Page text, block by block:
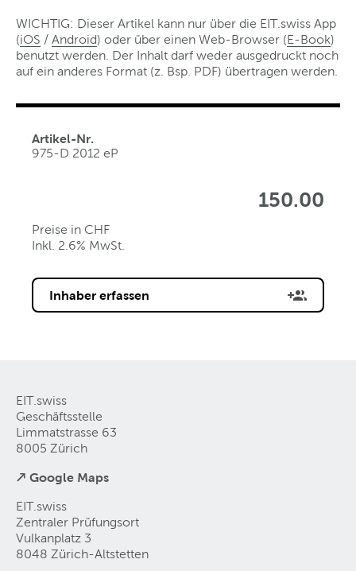
WICHTIG: Dieser Artikel kann nur über die EIT.swiss App
(iOS / Android) oder über einen Web-Browser (E-Book)
benutzt werden. Der Inhalt darf weder ausgedruckt noch
auf ein anderes Format (z. Bsp. PDF) übertragen werden.
Artikel-Nr.
975-D 2012 eP
150.00
Preise in CHF
Inkl. 2.6% MwSt.
Inhaber erfassen
EIT.swiss
Geschäftsstelle
Limmatstrasse 63
8005 Zürich
↗ Google Maps
EIT.swiss
Zentraler Prüfungsort
Vulkanplatz 3
8048 Zürich-Altstetten